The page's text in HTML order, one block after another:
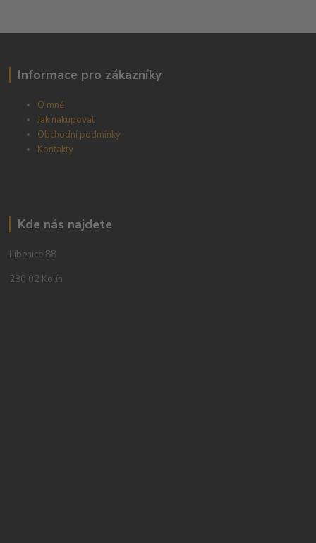
Informace pro zákazníky
O mně
Jak nakupovat
Obchodní podmínky
Kontakty
Kde nás najdete
Libenice 88
280 02 Kolín